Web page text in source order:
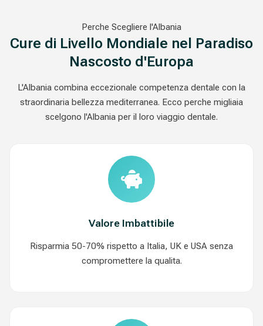
Perche Scegliere l'Albania
Cure di Livello Mondiale nel Paradiso
Nascosto d'Europa
L'Albania combina eccezionale competenza dentale con la
straordinaria bellezza mediterranea. Ecco perche migliaia
scelgono l'Albania per il loro viaggio dentale.
Valore Imbattibile
Risparmia 50-70% rispetto a Italia, UK e USA senza
compromettere la qualita.